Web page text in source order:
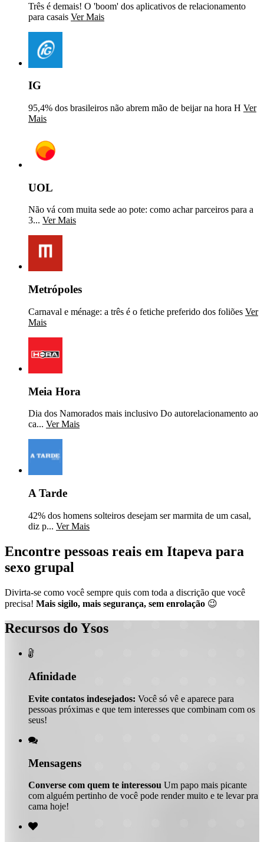
Três é demais! O 'boom' dos aplicativos de relacionamento
para casais Ver Mais
IG
95,4% dos brasileiros não abrem mão de beijar na hora H Ver
Mais
UOL
Não vá com muita sede ao pote: como achar parceiros para a
3... Ver Mais
Metrópoles
Carnaval e ménage: a três é o fetiche preferido dos foliões Ver
Mais
Meia Hora
Dia dos Namorados mais inclusivo Do autorelacionamento ao
ca... Ver Mais
A Tarde
42% dos homens solteiros desejam ser marmita de um casal,
diz p... Ver Mais
Encontre pessoas reais em Itapeva para
sexo grupal
Divirta-se como você sempre quis com toda a discrição que você
precisa! Mais sigilo, mais segurança, sem enrolação 😉
Recursos do Ysos

Afinidade
Evite contatos indesejados: Você só vê e aparece para
pessoas próximas e que tem interesses que combinam com os
seus!

Mensagens
Converse com quem te interessou Um papo mais picante
com alguém pertinho de você pode render muito e te levar pra
cama hoje!
